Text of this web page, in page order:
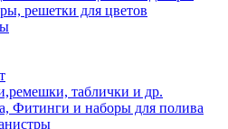
решетки для цветов
таблички и др.
Фитинги и наборы для полива